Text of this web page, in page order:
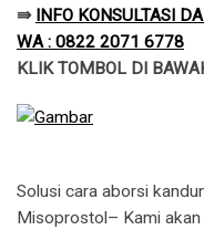
⇛ INFO KONSULTASI
WA : 0822 2071 6778
KLIK TOMBOL DI
Solusi cara aborsi
Misoprostol– Kami